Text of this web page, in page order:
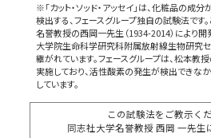
※「カット・ソッド・アッセイ」は、化粧品の成
検出する、フェースグループ独自の試験法です
名誉教授の西岡一先生（1934-2014）により
大学院生命科学研究科附属放射線生物研究
継がれています。フェースグループは、松本教
実施しており、活性酸素の発生が検出できな
しています。
この試験法をご教示くだ
同志社大学名誉教授 西岡 一先生